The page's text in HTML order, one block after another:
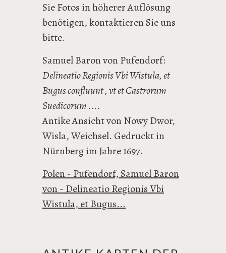
Sie Fotos in höherer Auflösung
benötigen, kontaktieren Sie uns
bitte.
Samuel Baron von Pufendorf:
Delineatio Regionis Vbi Wistula, et
Bugus confluunt , vt et Castrorum
Suedicorum ....
Antike Ansicht von Nowy Dwor,
Wisla, Weichsel. Gedruckt in
Nürnberg im Jahre 1697.
Polen - Pufendorf, Samuel Baron
von - Delineatio Regionis Vbi
Wistula, et Bugus...